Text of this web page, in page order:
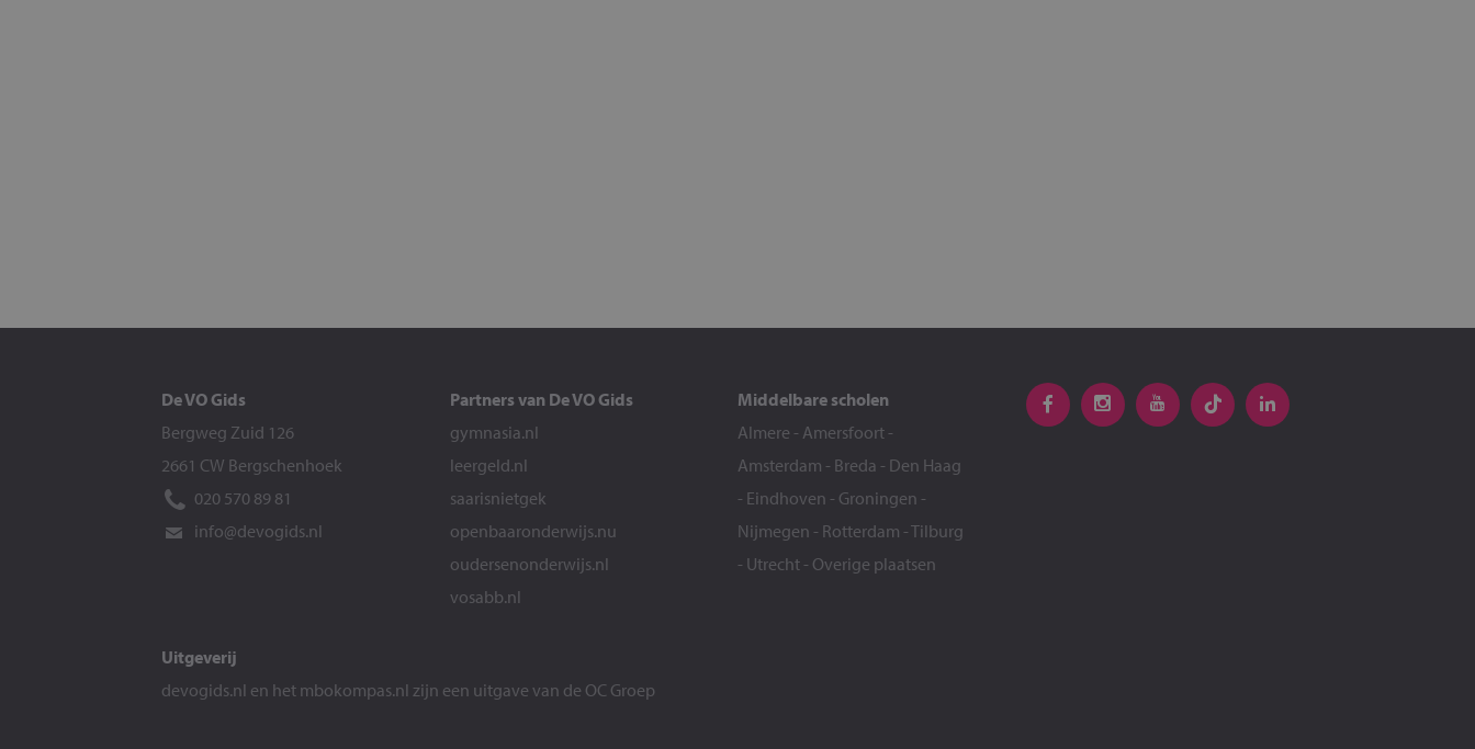
De VO Gids
Bergweg Zuid 126
2661 CW Bergschenhoek
020 570 89 81
info@devogids.nl
Partners van De VO Gids
gymnasia.nl
leergeld.nl
saarisnietgek
openbaaronderwijs.nu
oudersenonderwijs.nl
vosabb.nl
Middelbare scholen
Almere - Amersfoort -
Amsterdam - Breda - Den Haag
- Eindhoven - Groningen -
Nijmegen - Rotterdam -Tilburg
- Utrecht - Overige plaatsen
Uitgeverij
devogids.nl en het mbokompas.nl zijn een uitgave van de OC Groep